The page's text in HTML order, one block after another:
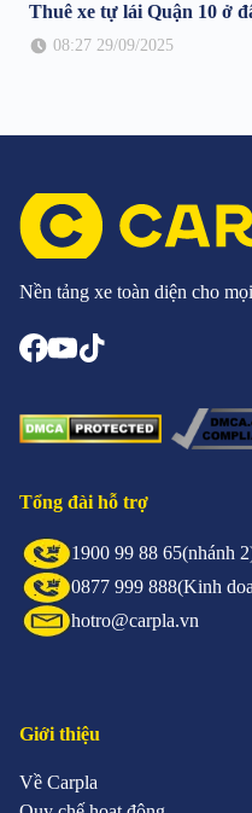
Thuê xe tự lái Quận 10 ở
08:27 29/09/2025
Nền tảng xe toàn diện cho
Tổng đài hỗ trợ
1900 99 88 65(nhánh
0877 999 888(Kinh
hotro@carpla.vn
Giới thiệu
Về Carpla